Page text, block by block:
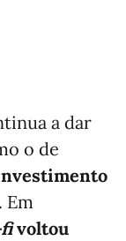
a dar
o de
Em
voltou